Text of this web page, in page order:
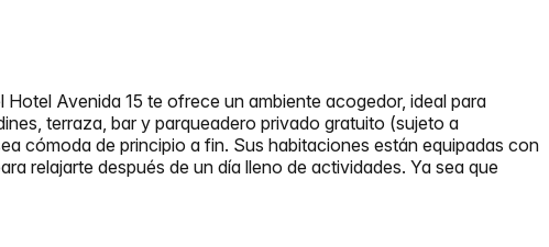
Avenida 15 te ofrece un ambiente acogedor, ideal para
terraza, bar y parqueadero privado gratuito (sujeto a
cómoda de principio a fin. Sus habitaciones están equipadas con
relajarte después de un día lleno de actividades. Ya sea que